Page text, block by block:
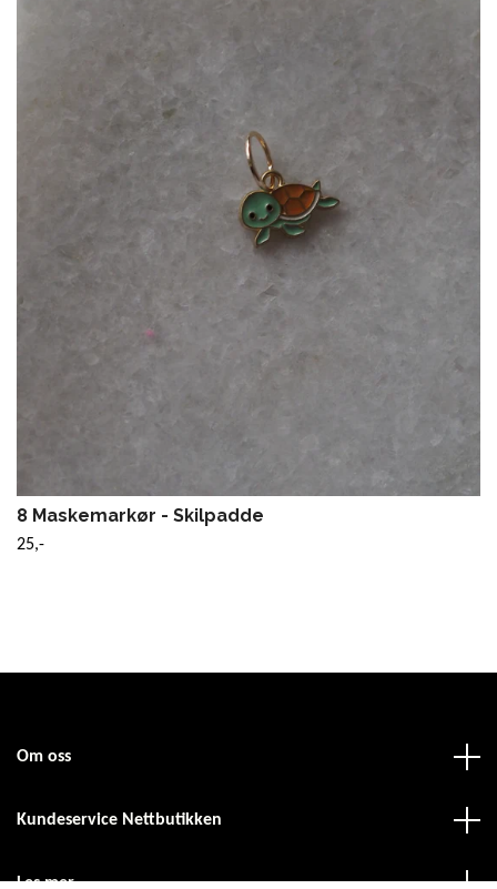
8 Maskemarkør - Skilpadde
25,-
Om oss
Kundeservice Nettbutikken
Les mer